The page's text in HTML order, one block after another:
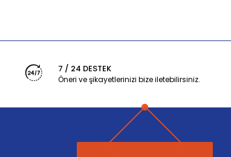
7 / 24 DESTEK
Öneri ve şikayetlerinizi bize iletebilirsiniz.